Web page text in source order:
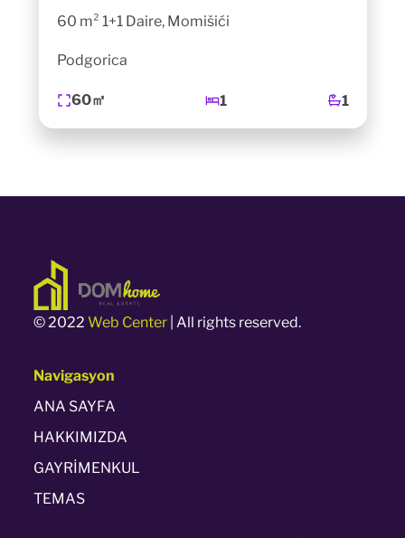
60 m² 1+1 Daire, Momišići
Podgorica
60㎡ 1 1
© 2022Web Center | All rights reserved.
Navigasyon
ANA SAYFA
HAKKIMIZDA
GAYRİMENKUL
TEMAS